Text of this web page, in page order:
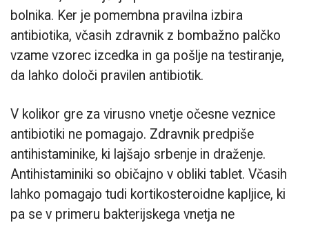
bolnika. Ker je pomembna pravilna izbira
antibiotika, včasih zdravnik z bombažno palčko
vzame vzorec izcedka in ga pošlje na testiranje,
da lahko določi pravilen antibiotik.
V kolikor gre za virusno vnetje očesne veznice
antibiotiki ne pomagajo. Zdravnik predpiše
antihistaminike, ki lajšajo srbenje in draženje.
Antihistaminiki so običajno v obliki tablet. Včasih
lahko pomagajo tudi kortikosteroidne kapljice, ki
pa se v primeru bakterijskega vnetja ne